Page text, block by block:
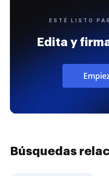
ESTÉ LISTO
Edita y
Búsquedas